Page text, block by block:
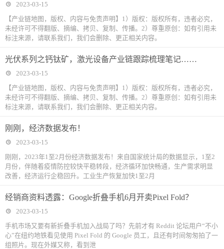
2023-03-15
【产业链地图，版权、内容与免责声明】1）版权：版权所有，违者必究，
未经许可不得翻版、摘编、拷贝、复制、传播。2）尊重原创：如有引用未
标注来源，请联系我们，我们会删除、更正相关内容。
光伏系列之钙钛矿，激光设备产业链跟踪梳理笔记……
2023-03-15
【产业链地图，版权、内容与免责声明】1）版权：版权所有，违者必究，
未经许可不得翻版、摘编、拷贝、复制、传播。2）尊重原创：如有引用未
标注来源，请联系我们，我们会删除、更正相关内容。
刚刚，经济数据发布！
2023-03-15
刚刚，2023年1至2月份经济数据发布！来自国家统计局的数据显示，1至2
月份，伴随着疫情防控较快平稳转段，经济循环加快畅通，生产需求明显
改善，经济运行企稳回升。工业生产恢复加快1至2月
经销商资料透露：Google折叠手机6月开卖Pixel Fold？
2023-03-15
手机市场又要有新折叠手机加入战局了吗？先前才有 Reddit 论坛用户“不小
心”在纽约地铁看见使用 Pixel Fold 的 Google 员工，且还有时间匆匆拍了一
组照片。现在外媒又称，看到泄